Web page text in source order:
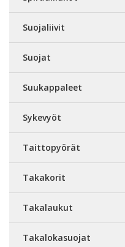
Suojaliivit
Suojat
Suukappaleet
Sykevyöt
Taittopyörät
Takakorit
Takalaukut
Takalokasuojat